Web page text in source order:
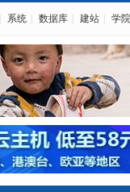
系统 数据库 建站 学院